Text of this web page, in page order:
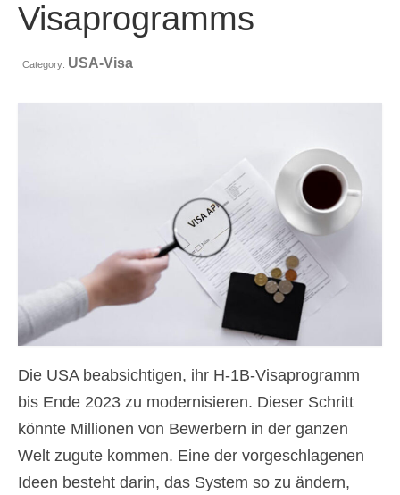
News
Kontakt
Tschechisch)
Dansk(Dänisch)
Nederlands Niederländisch)
Suomi( Finnisch)
Français(Französisch)
Visaprogramms
Category: USA-Visa
Die USA beabsichtigen, ihr H-1B-Visaprogramm
bis Ende 2023 zu modernisieren. Dieser Schritt
könnte Millionen von Bewerbern in der ganzen
Welt zugute kommen. Eine der vorgeschlagenen
Ideen besteht darin, das System so zu ändern,